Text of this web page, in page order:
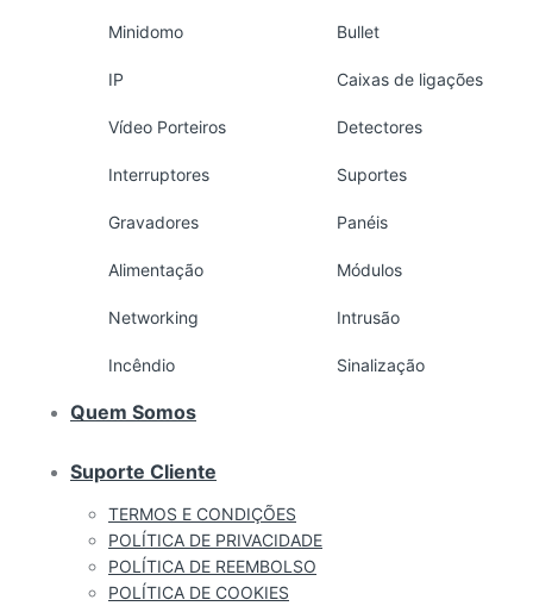
Minidomo Bullet
IP Caixas de ligações
Vídeo Porteiros Detectores
Interruptores Suportes
Gravadores Panéis
Alimentação Módulos
Networking Intrusão
Incêndio Sinalização
Quem Somos
Suporte Cliente
TERMOS E CONDIÇÕES
POLÍTICA DE PRIVACIDADE
POLÍTICA DE REEMBOLSO
POLÍTICA DE COOKIES